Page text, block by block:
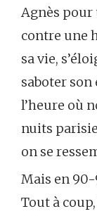
Agnès pour
contre une
sa vie,
saboter son
l’heure où
nuits
on se
Mais en 90-
Tout à